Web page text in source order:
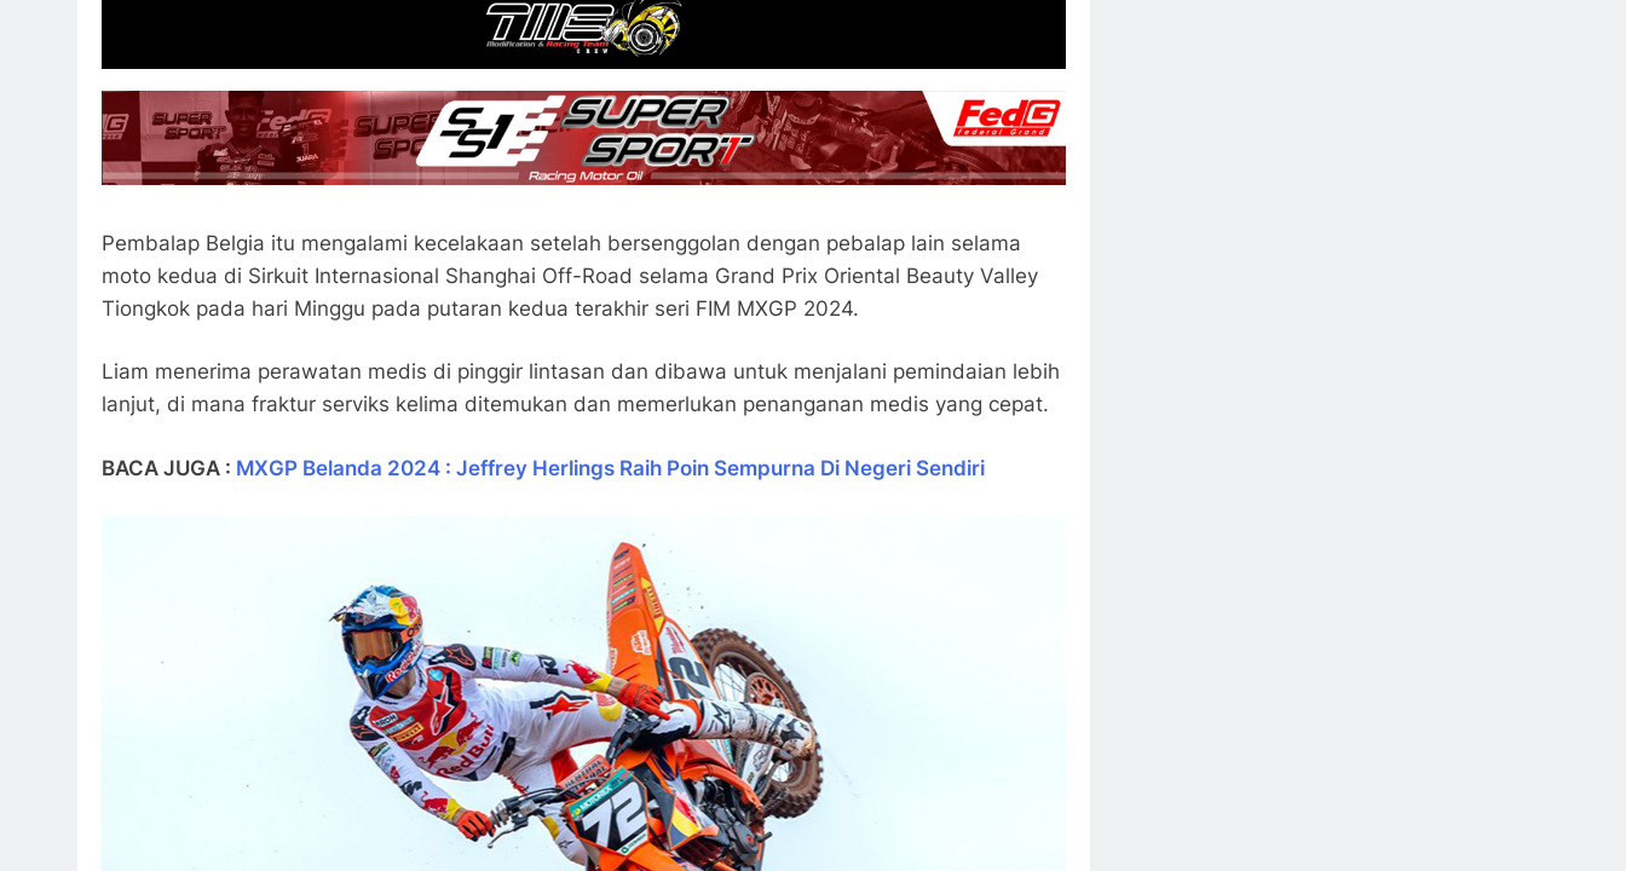
Pembalap Belgia itu mengalami kecelakaan setelah bersenggolan dengan pebalap lain selama
moto kedua di Sirkuit Internasional Shanghai Off-Road selama Grand Prix Oriental Beauty Valley
Tiongkok pada hari Minggu pada putaran kedua terakhir seri FIM MXGP 2024.
Liam menerima perawatan medis di pinggir lintasan dan dibawa untuk menjalani pemindaian lebih
lanjut, di mana fraktur serviks kelima ditemukan dan memerlukan penanganan medis yang cepat.
BACA JUGA : MXGP Belanda 2024 : Jeffrey Herlings Raih Poin Sempurna Di Negeri Sendiri